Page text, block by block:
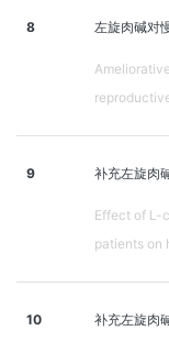
8 左旋肉碱对
9 补充左旋肉
Effect of L-
patients on
10 补充左旋肉